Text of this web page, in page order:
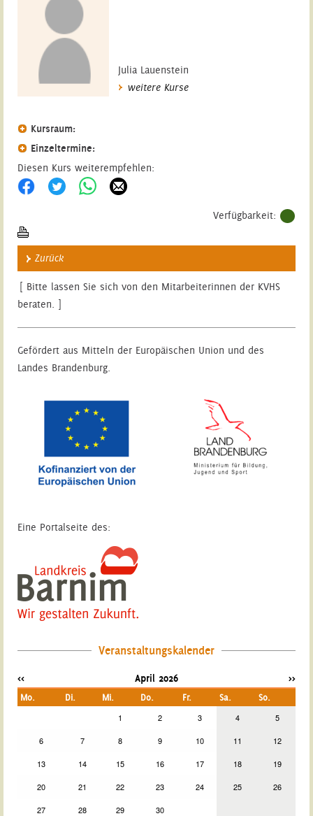
Julia Lauenstein
weitere Kurse
Kursraum:
Einzeltermine:
Diesen Kurs weiterempfehlen:
Verfügbarkeit:
Zurück
[ Bitte lassen Sie sich von den Mitarbeiterinnen der KVHS
beraten. ]
Gefördert aus Mitteln der Europäischen Union und des
Landes Brandenburg.
Eine Portalseite des:
Veranstaltungskalender
<< April 2026 >>
Mo. Di. Mi. Do. Fr. Sa. So.
1 2 3 4 5
6 7 8 9 10 11 12
13 14 15 16 17 18 19
20 21 22 23 24 25 26
27 28 29 30